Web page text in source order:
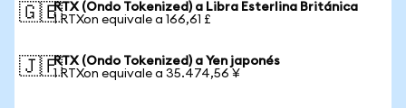
🇬🇧RTX (Ondo Tokenized) a Libra Esterlina Británica
1 RTXon equivale a 166,61 £
🇯🇵RTX (Ondo Tokenized) a Yen japonés
1 RTXon equivale a 35.474,56 ¥